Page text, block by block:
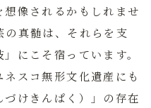
像されるかもしれませ
の真髄は、それらを支
にこそ宿っています。
スコ無形文化遺産にも
けきんぱく）」の存在